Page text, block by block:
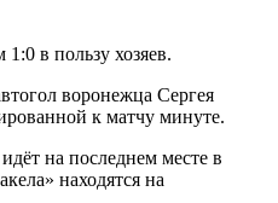
1:0 в пользу хозяев.
воронежца Сергея
к матчу минуте.
на последнем месте в
находятся на